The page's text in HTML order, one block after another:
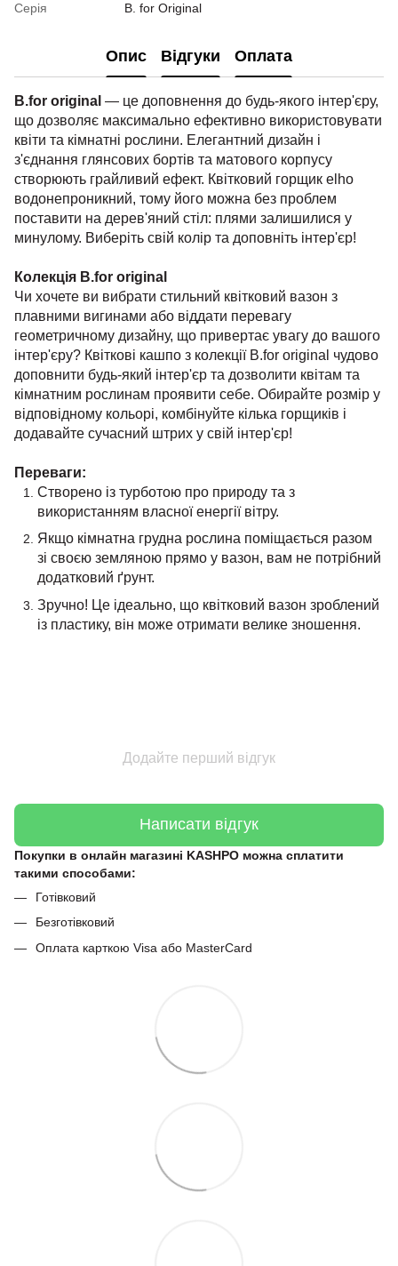
Серія B. for Original
Опис Відгуки Оплата
B.for original — це доповнення до будь-якого інтер'єру,
що дозволяє максимально ефективно використовувати
квіти та кімнатні рослини. Елегантний дизайн і
з'єднання глянсових бортів та матового корпусу
створюють грайливий ефект. Квітковий горщик elho
водонепроникний, тому його можна без проблем
поставити на дерев'яний стіл: плями залишилися у
минулому. Виберіть свій колір та доповніть інтер'єр!
Колекція B.for original
Чи хочете ви вибрати стильний квітковий вазон з
плавними вигинами або віддати перевагу
геометричному дизайну, що привертає увагу до вашого
інтер'єру? Квіткові кашпо з колекції B.for original чудово
доповнити будь-який інтер'єр та дозволити квітам та
кімнатним рослинам проявити себе. Обирайте розмір у
відповідному кольорі, комбінуйте кілька горщиків і
додавайте сучасний штрих у свій інтер'єр!
Переваги:
Створено із турботою про природу та з
використанням власної енергії вітру.
Якщо кімнатна грудна рослина поміщається разом
зі своєю земляною прямо у вазон, вам не потрібний
додатковий ґрунт.
Зручно! Це ідеально, що квітковий вазон зроблений
із пластику, він може отримати велике зношення.
Додайте перший відгук
Написати відгук
Покупки в онлайн магазині KASHPO можна сплатити
такими способами:
Готівковий
Безготівковий
Оплата карткою Visa або MasterCard